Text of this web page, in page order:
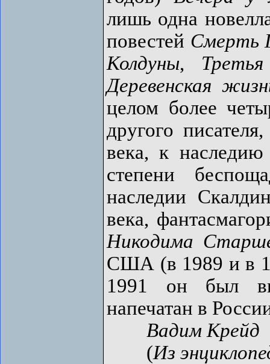
лишь одна
повестей Смерть
Колдуны,
Деревенская
целом более
другого
века, к наследию
степени
наследии
века,
Никодима
США (в 1989 и в
1991 он был
напечатан в
Вадим Крейд
(Из